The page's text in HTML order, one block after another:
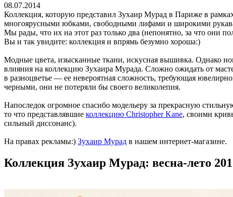
08.07.2014
Коллекция, которую представил Зухаир Мурад в Париже в
многоярусными юбками, свободными лифами и широкими
Мы рады, что их на этот раз только два (непонятно, за что они
Вы и так увидите: коллекция и впрямь безумно хороша:)
Модные цвета, изысканные ткани, искусная вышивка. Однако
влияния на коллекцию Зухаира Мурада. Сложно ожидать от
в разноцветье — ее невероятная сложность, требующая
черными, они не потеряли бы своего великолепия.
Напоследок огромное спасибо модельеру за прекрасную
то что представлявшие коллекцию Christopher Kane, своими
сильный диссонанс).
На правах рекламы:) Зухаир Мурад в нашем интернет-магазине.
Коллекция Зухаир Мурад: весна-лето